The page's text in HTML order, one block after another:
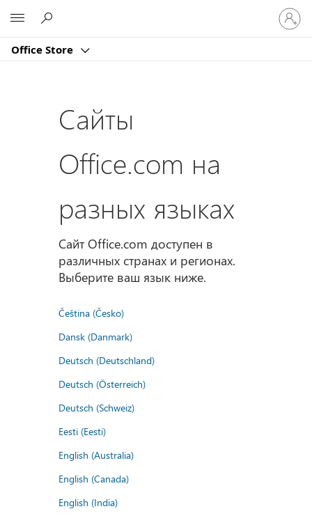
Office Store
в
Сайты
Office.com на
разных языках
Сайт Office.com доступен в
различных странах и регионах.
Выберите ваш язык ниже.
Čeština (Česko)
Dansk (Danmark)
Deutsch (Deutschland)
Deutsch (Österreich)
Deutsch (Schweiz)
Eesti (Eesti)
English (Australia)
English (Canada)
English (India)